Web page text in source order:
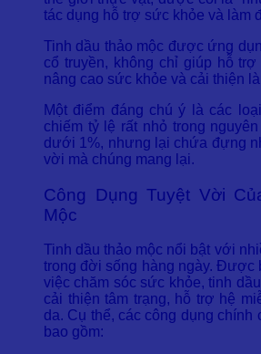
tác dụng hỗ trợ sức khỏe và làm
Tinh dầu thảo mộc được ứng
cổ truyền, không chỉ giúp hỗ
nâng cao sức khỏe và cải thiện
Một điểm đáng chú ý là các
chiếm tỷ lệ rất nhỏ trong
dưới 1%, nhưng lại chứa đựng
vời mà chúng mang lại.
Công Dụng Tuyệt Vời
Mộc
Tinh dầu thảo mộc nổi bật với
trong đời sống hàng ngày. Được
việc chăm sóc sức khỏe, tinh
cải thiện tâm trạng, hỗ trợ hệ
da. Cụ thể, các công dụng chính
bao gồm: